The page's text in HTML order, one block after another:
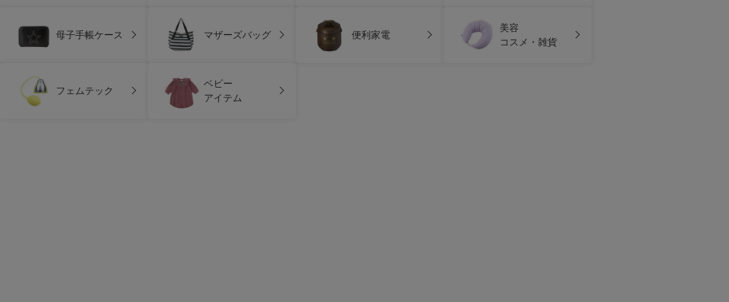
母子手帳ケース マザーズバッグ 便利家電
美容
コスメ・雑貨
フェムテック
ベビー
アイテム